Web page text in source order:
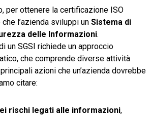
per ottenere la certificazione ISO
l’azienda sviluppi un Sistema di
delle Informazioni.
un SGSI richiede un approccio
che comprende diverse attività
azioni che un’azienda dovrebbe
citare:
rischi legati alle informazioni,